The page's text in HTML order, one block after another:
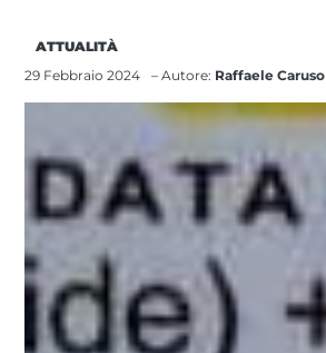
ATTUALITÀ
29 Febbraio 2024
– Autore: Raffaele Caruso